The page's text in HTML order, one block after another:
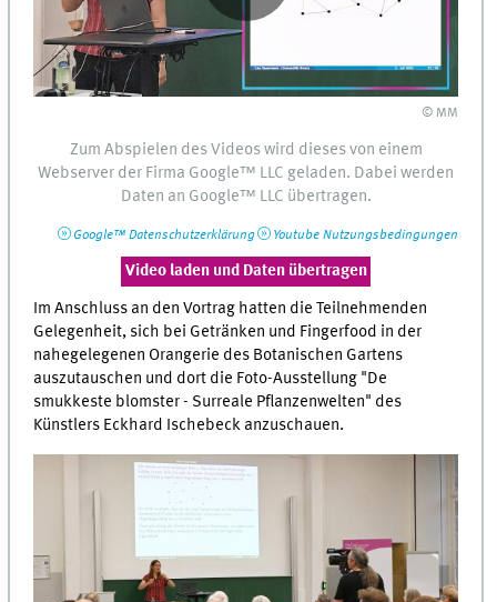
© MM
Zum Abspielen des Videos wird dieses von einem
Webserver der Firma Google™ LLC geladen. Dabei werden
Daten an Google™ LLC übertragen.
Google™ Datenschutzerklärung Youtube Nutzungsbedingungen
Video laden und Daten übertragen
Im Anschluss an den Vortrag hatten die Teilnehmenden
Gelegenheit, sich bei Getränken und Fingerfood in der
nahegelegenen Orangerie des Botanischen Gartens
auszutauschen und dort die Foto-Ausstellung "De
smukkeste blomster - Surreale Pflanzenwelten" des
Künstlers Eckhard Ischebeck anzuschauen.